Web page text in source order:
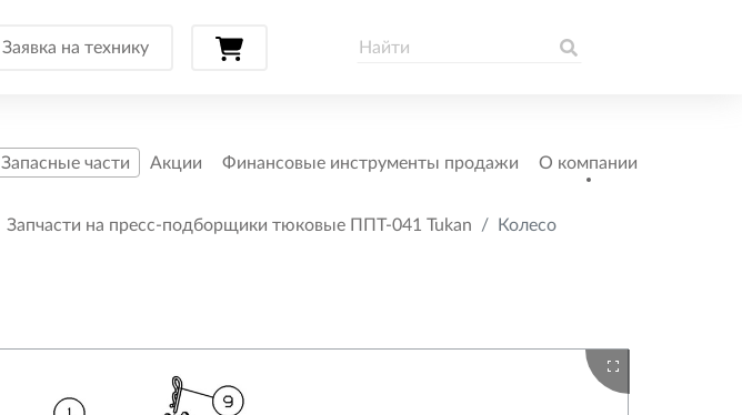
Заявка на технику
Запасные части Акции Финансовые инструменты продажи О компании
Запчасти на пресс-подборщики тюковые ППТ-041 Tukan Колесо